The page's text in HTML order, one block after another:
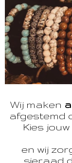
Wij maken
afgestemd
Kies
en wij
sieraad